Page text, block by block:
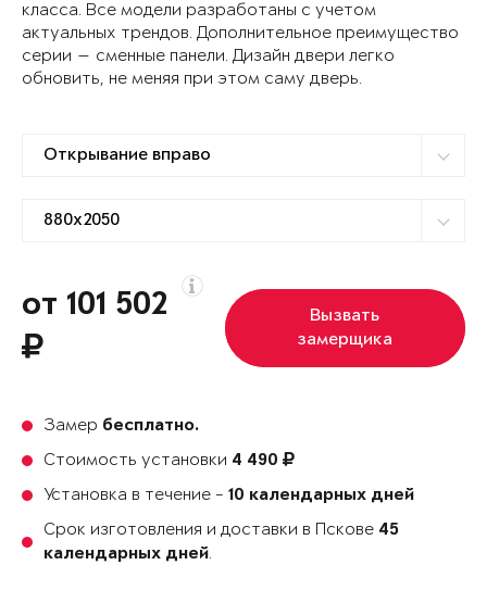
класса. Все модели разработаны с учетом
актуальных трендов. Дополнительное преимущество
серии — сменные панели. Дизайн двери легко
обновить, не меняя при этом саму дверь.
от 101 502
Вызвать
замерщика
Замер бесплатно.
Стоимость установки 4 490
Установка в течение - 10 календарных дней
Срок изготовления и доставки в Пскове 45
календарных дней.